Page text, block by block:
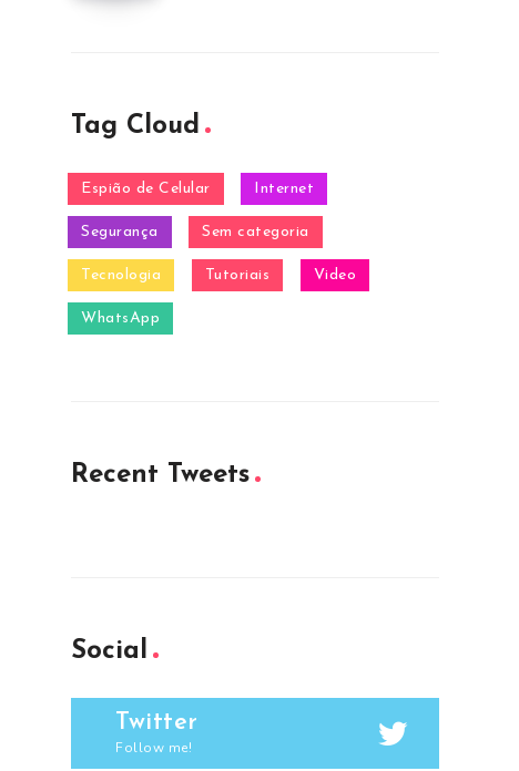
Tag Cloud
Espião de Celular Internet
Segurança Sem categoria
Tecnologia Tutoriais Video
WhatsApp
Recent Tweets
Social
Twitter
Follow me!